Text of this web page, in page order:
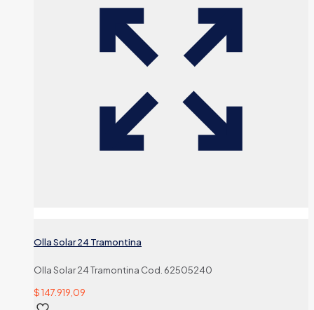
Olla Solar 24 Tramontina
Olla Solar 24 Tramontina Cod. 62505240
$147.919,09